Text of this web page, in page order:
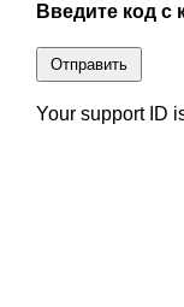
Введите код с
Отправить
Your support ID